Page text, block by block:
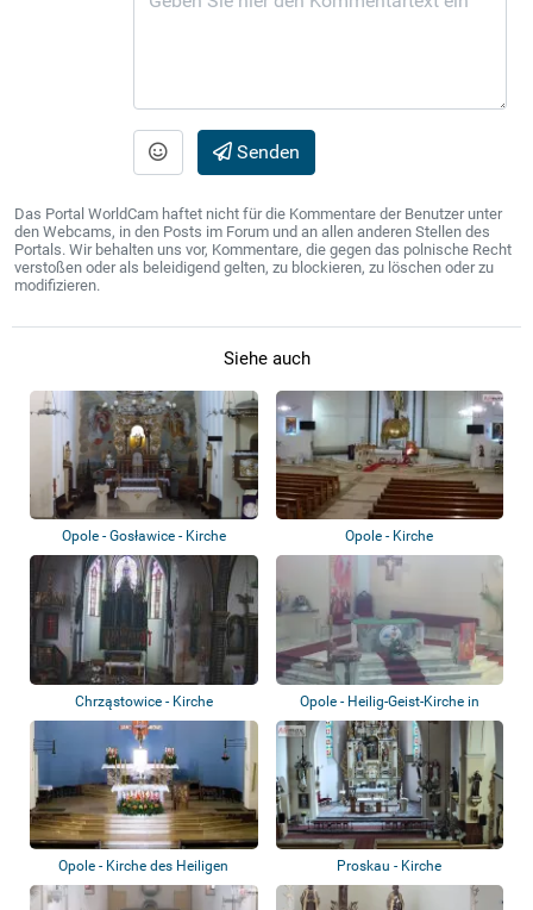
Senden
Das Portal WorldCam haftet nicht für die Kommentare der Benutzer unter
den Webcams, in den Posts im Forum und an allen anderen Stellen des
Portals. Wir behalten uns vor, Kommentare, die gegen das polnische Recht
verstoßen oder als beleidigend gelten, zu blockieren, zu löschen oder zu
modifizieren.
Siehe auch
Opole - Gosławice - Kirche Opole - Kirche
Chrząstowice - Kirche
Opole - Heilig-Geist-Kirche in
Winów
Opole - Kirche des Heiligen
Erzengels Mi...
Proskau - Kirche